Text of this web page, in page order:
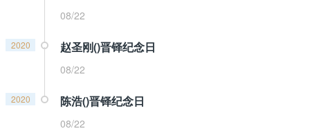
08/22
2020 赵圣刚()晋铎纪念日
08/22
2020 陈浩()晋铎纪念日
08/22